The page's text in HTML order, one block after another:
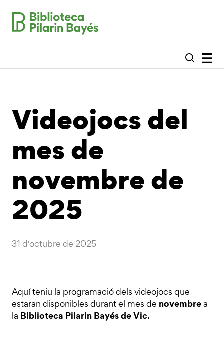
Videojocs del
mes de
novembre de
2025
31 d'octubre de 2025
Aquí teniu la programació dels videojocs que
estaran disponibles durant el mes de novembrea
la Biblioteca Pilarin Bayés de Vic.